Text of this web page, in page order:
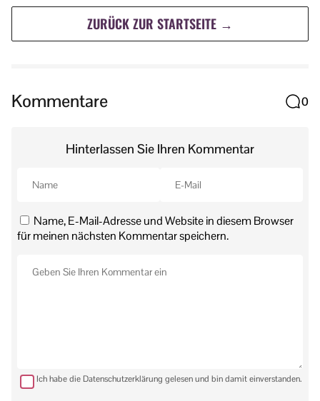
ZURÜCK ZUR STARTSEITE →
Kommentare 0
Hinterlassen Sie Ihren Kommentar
Name, E-Mail-Adresse und Website in diesem Browser
für meinen nächsten Kommentar speichern.
Ich habe die Datenschutzerklärung gelesen und bin damit einverstanden.